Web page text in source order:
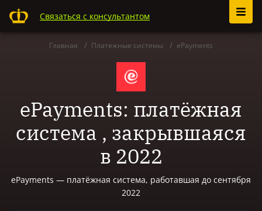
Связаться с консультантом
Главная Платежные системы ePayments
ePayments: платёжная
система , закрывшаяся
в 2022
ePayments — платёжная система, работавшая до сентября
2022